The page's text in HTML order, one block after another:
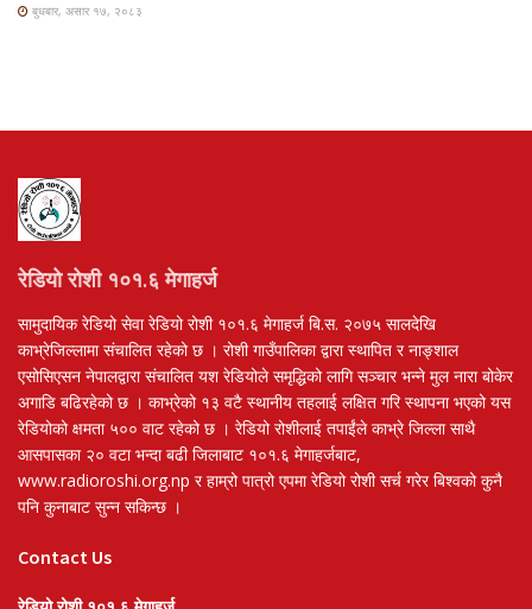
बुधबार, असार १७, २०८३
रेडियो रोशी १०१.६ मेगाहर्ज
सामुदायिक रेडियो सेवा रेडियो रोशी १०१.६ मेगाहर्ज बि.स. २०७५ सालदेखि
काभ्रेजिल्लामा संचालित रहेको छ । रोशी गाउँपालिका द्वारा स्थापित र नाङ्शाल
एसोसिएसन नेपालद्वारा संचालित यश रेडियोले समृद्धिको लागि सञ्चार भन्ने मुल नारा बोकेर
अगाडि बढिरहेको छ । काभ्रेको १३ वटै स्थानीय तहलाई लक्षित गरि स्थापना भएको यस
रेडियोको क्षमता ५०० वाट रहेको छ । रेडियो रोशीलाई तपाईंले काभ्रे जिल्ला साथै
आसपासका २० वटा भन्दा बढी जिलाबाट १०१.६ मेगाहर्जबाट,
www.radioroshi.org.np र हाम्रो पात्रो एपमा रेडियो रोशी सर्च गरेर बिश्वको कुनै
पनि कुनाबाट सुन्न सकिन्छ ।
Contact Us